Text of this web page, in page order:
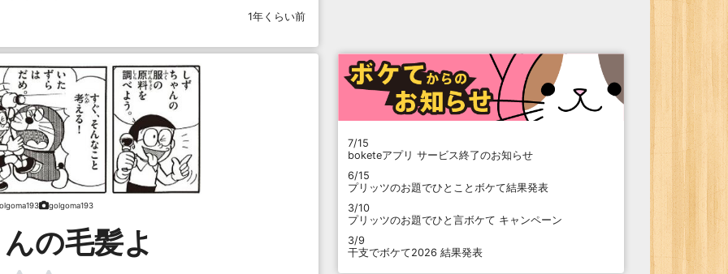
1年くらい前
golgoma193
の毛髪よ
7/15
boketeアプリ サービス終了のお知らせ
6/15
プリッツのお題でひとことボケて結果発表
3/10
プリッツのお題でひと言ボケて キャンペーン
3/9
干支でボケて2026 結果発表